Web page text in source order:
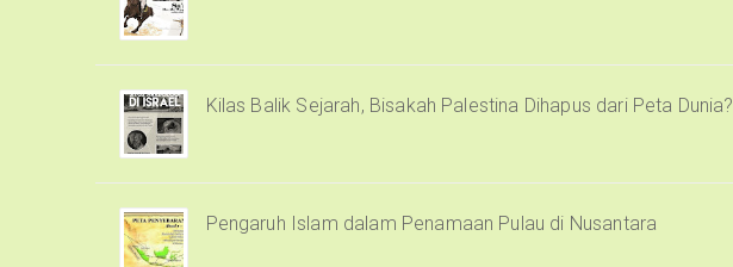
Kilas Balik Sejarah, Bisakah Palestina Dihapus dari Peta Dunia?
Pengaruh Islam dalam Penamaan Pulau di Nusantara